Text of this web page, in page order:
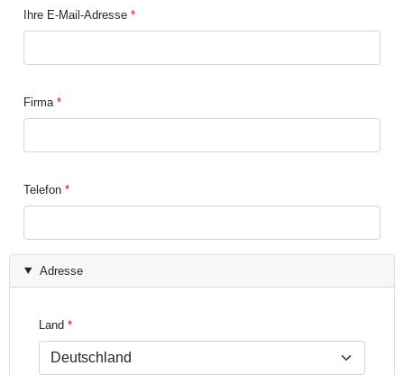
Ihre E-Mail-Adresse
Firma
Telefon
Adresse
Land